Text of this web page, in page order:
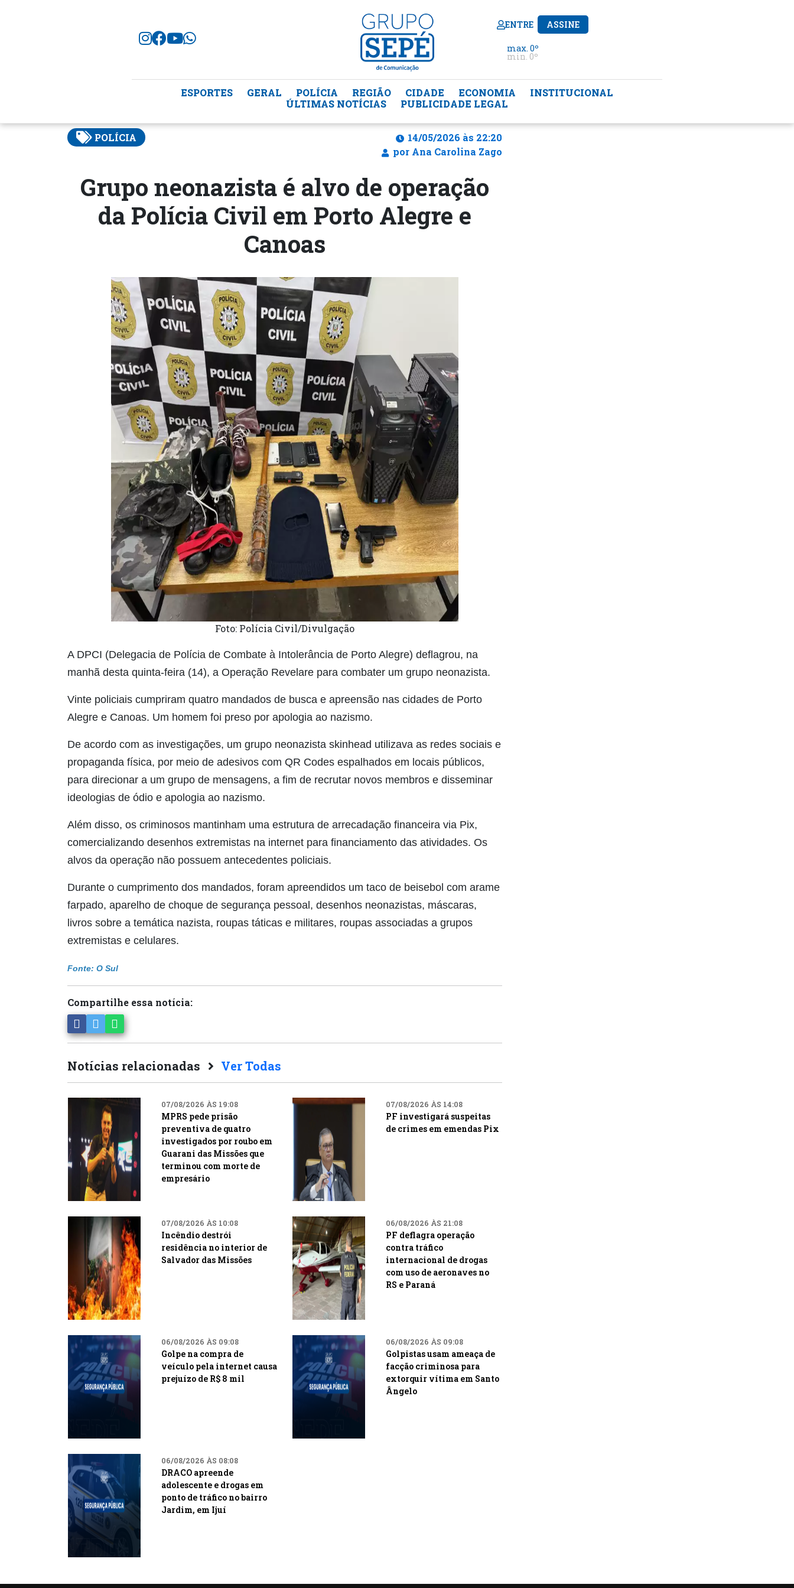
ENTRE ASSINE
max. 0º
min. 0º
ESPORTES GERAL POLÍCIA REGIÃO CIDADE ECONOMIA
INSTITUCIONAL
ÚLTIMAS NOTÍCIAS
PUBLICIDADE LEGAL
POLÍCIA
14/05/2026 às 22:20
por Ana Carolina Zago
Grupo neonazista é alvo de operação
da Polícia Civil em Porto Alegre e
Canoas
Foto: Polícia Civil/Divulgação
A DPCI (Delegacia de Polícia de Combate à Intolerância de Porto Alegre) deflagrou, na
manhã desta quinta-feira (14), a Operação Revelare para combater um grupo neonazista.
Vinte policiais cumpriram quatro mandados de busca e apreensão nas cidades de Porto
Alegre e Canoas. Um homem foi preso por apologia ao nazismo.
De acordo com as investigações, um grupo neonazista skinhead utilizava as redes sociais e
propaganda física, por meio de adesivos com QR Codes espalhados em locais públicos,
para direcionar a um grupo de mensagens, a fim de recrutar novos membros e disseminar
ideologias de ódio e apologia ao nazismo.
Além disso, os criminosos mantinham uma estrutura de arrecadação financeira via Pix,
comercializando desenhos extremistas na internet para financiamento das atividades. Os
alvos da operação não possuem antecedentes policiais.
Durante o cumprimento dos mandados, foram apreendidos um taco de beisebol com arame
farpado, aparelho de choque de segurança pessoal, desenhos neonazistas, máscaras,
livros sobre a temática nazista, roupas táticas e militares, roupas associadas a grupos
extremistas e celulares.
Fonte: O Sul
Compartilhe essa notícia:
Notícias relacionadas Ver Todas
07/08/2026 ÀS 19:08
MPRS pede prisão
preventiva de quatro
investigados por roubo em
Guarani das Missões que
terminou com morte de
empresário
07/08/2026 ÀS 14:08
PF investigará suspeitas
de crimes em emendas Pix
07/08/2026 ÀS 10:08
Incêndio destrói
residência no interior de
Salvador das Missões
06/08/2026 ÀS 21:08
PF deflagra operação
contra tráfico
internacional de drogas
com uso de aeronaves no
RS e Paraná
06/08/2026 ÀS 09:08
Golpe na compra de
veículo pela internet causa
prejuízo de R$ 8 mil
06/08/2026 ÀS 09:08
Golpistas usam ameaça de
facção criminosa para
extorquir vítima em Santo
Ângelo
06/08/2026 ÀS 08:08
DRACO apreende
adolescente e drogas em
ponto de tráfico no bairro
Jardim, em Ijuí